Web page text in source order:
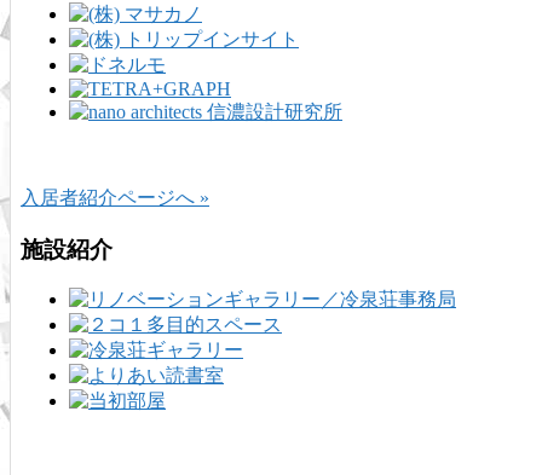
入居者紹介ページへ »
施設紹介